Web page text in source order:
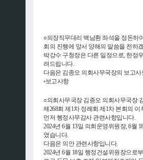
○의장직무대리 백남환 좌석을 정돈하
회의 진행에 앞서 양해의 말씀을 전하
박강수 구청장은 다른 일정으로, 한정
려드립니다.
다음은 김종오 의회사무국장의 보고
◦보고사항
○의회사무국장 김종오 의회사무국장
제268회 제1차 정례회 제1차 본회의
먼저 행정사무감사 관련사항입니다.
2024년 6월 13일 의회운영위원장, 6월
였습니다.
다음은 의안 관련사항입니다.
2024년 6월 18일 행정건설위원장으로